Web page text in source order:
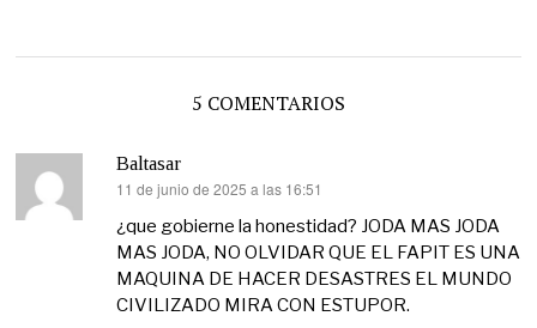
5 COMENTARIOS
Baltasar
dice:
11 de junio de 2025 a las 16:51
¿que gobierne la honestidad? JODA MAS JODA
MAS JODA, NO OLVIDAR QUE EL FAPIT ES UNA
MAQUINA DE HACER DESASTRES EL MUNDO
CIVILIZADO MIRA CON ESTUPOR.